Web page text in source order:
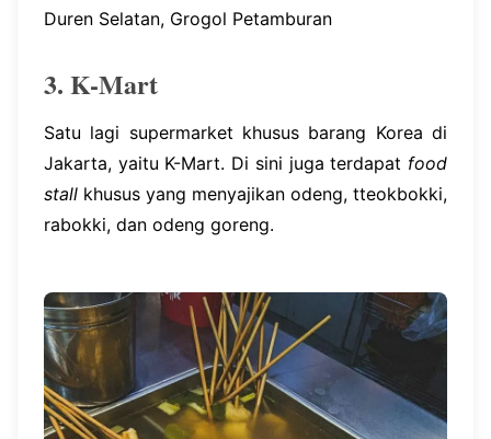
Duren Selatan, Grogol Petamburan
3. K-Mart
Satu lagi supermarket khusus barang Korea di
Jakarta, yaitu K-Mart. Di sini juga terdapat food
stall khusus yang menyajikan odeng, tteokbokki,
rabokki, dan odeng goreng.